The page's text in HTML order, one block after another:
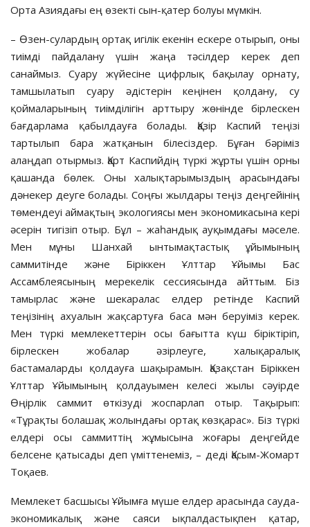
Орта Азиядағы ең өзекті сын-қатер болуы мүмкін.
– Өзен-сулардың ортақ игілік екенін ескере отырып, оны
тиімді пайдалану үшін жаңа тәсілдер керек деп
санаймыз. Суару жүйесіне цифрлық бақылау орнату,
тамшылатып суару әдістерін кеңінен қолдану, су
қоймаларының тиімділігін арттыру жөнінде бірлескен
бағдарлама қабылдауға болады. Қазір Каспий теңізі
тартылып бара жатқанын білесіздер. Бұған бәріміз
алаңдап отырмыз. Қарт Каспийдің түркі жұрты үшін орны
қашанда бөлек. Оны халықтарымыздың арасындағы
дәнекер деуге болады. Соңғы жылдары теңіз деңгейінің
төмендеуі аймақтың экологиясы мен экономикасына кері
әсерін тигізіп отыр. Бұл – жаһандық ауқымдағы мәселе.
Мен мұны Шанхай ынтымақтастық ұйымының
саммитінде және Біріккен Ұлттар Ұйымы Бас
Ассамблеясының мерекелік сессиясында айттым. Біз
тамырлас және шекаралас елдер ретінде Каспий
теңізінің ахуалын жақсартуға баса мән беруіміз керек.
Мен түркі мемлекеттерін осы бағытта күш біріктіріп,
бірлескен жобалар әзірлеуге, халықаралық
бастамаларды қолдауға шақырамын. Қазақстан Біріккен
Ұлттар Ұйымының қолдауымен келесі жылы сәуірде
Өңірлік саммит өткізуді жоспарлап отыр. Тақырып:
«Тұрақты болашақ жолындағы ортақ көзқарас». Біз түркі
елдері осы саммиттің жұмысына жоғары деңгейде
белсене қатысады деп үміттенеміз, – деді Қасым-Жомарт
Тоқаев.
Мемлекет басшысы Ұйымға мүше елдер арасында сауда-
экономикалық және саяси ықпалдастықпен қатар,